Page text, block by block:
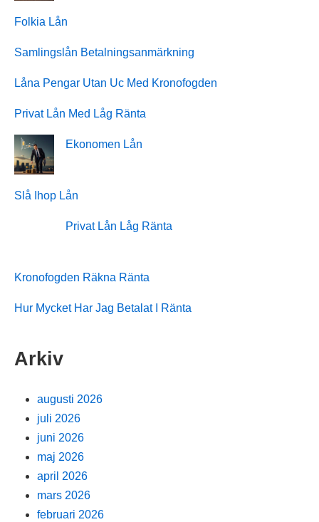
Folkia Lån
Samlingslån Betalningsanmärkning
Låna Pengar Utan Uc Med Kronofogden
Privat Lån Med Låg Ränta
Ekonomen Lån
Slå Ihop Lån
Privat Lån Låg Ränta
Kronofogden Räkna Ränta
Hur Mycket Har Jag Betalat I Ränta
Arkiv
augusti 2026
juli 2026
juni 2026
maj 2026
april 2026
mars 2026
februari 2026